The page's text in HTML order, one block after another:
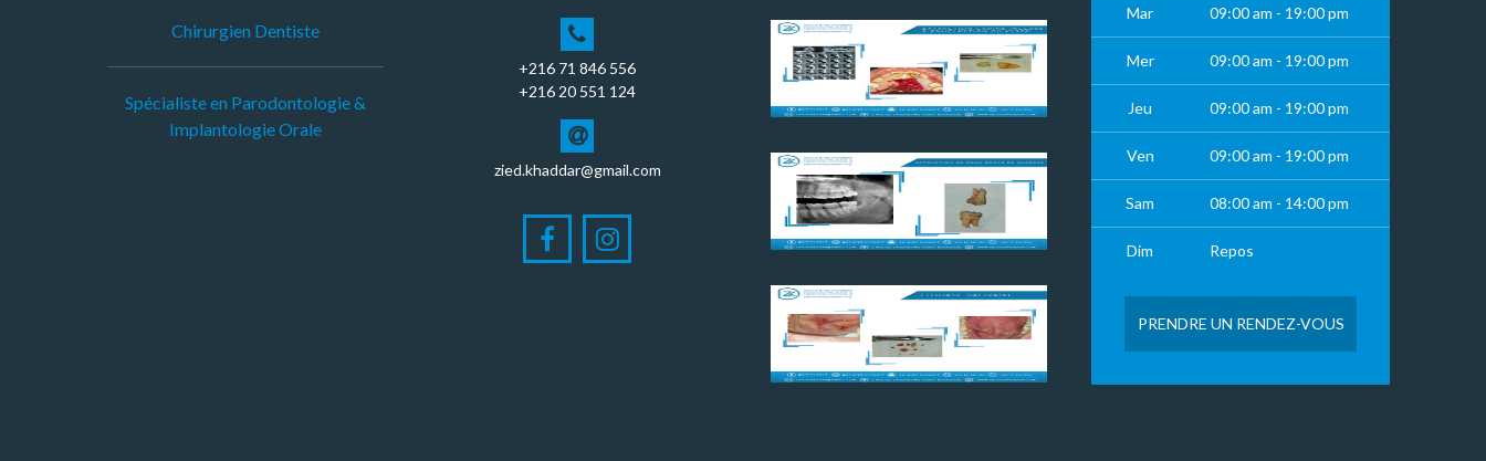
Chirurgien Dentiste
Spécialiste en Parodontologie &
Implantologie Orale
+216 71 846 556
+216 20 551 124
zied.khaddar@gmail.com
Mar 09:00 am - 19:00 pm
Mer 09:00 am - 19:00 pm
Jeu 09:00 am - 19:00 pm
Ven 09:00 am - 19:00 pm
Sam 08:00 am - 14:00 pm
Dim Repos
PRENDRE UN RENDEZ-VOUS